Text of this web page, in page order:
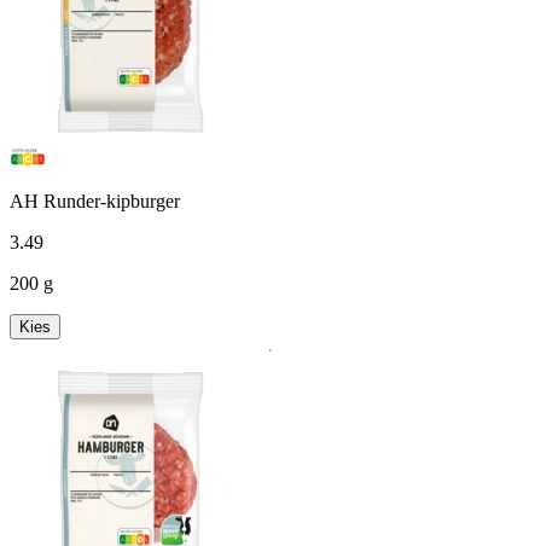
AH Runder-kipburger
3.49
200 g
Kies